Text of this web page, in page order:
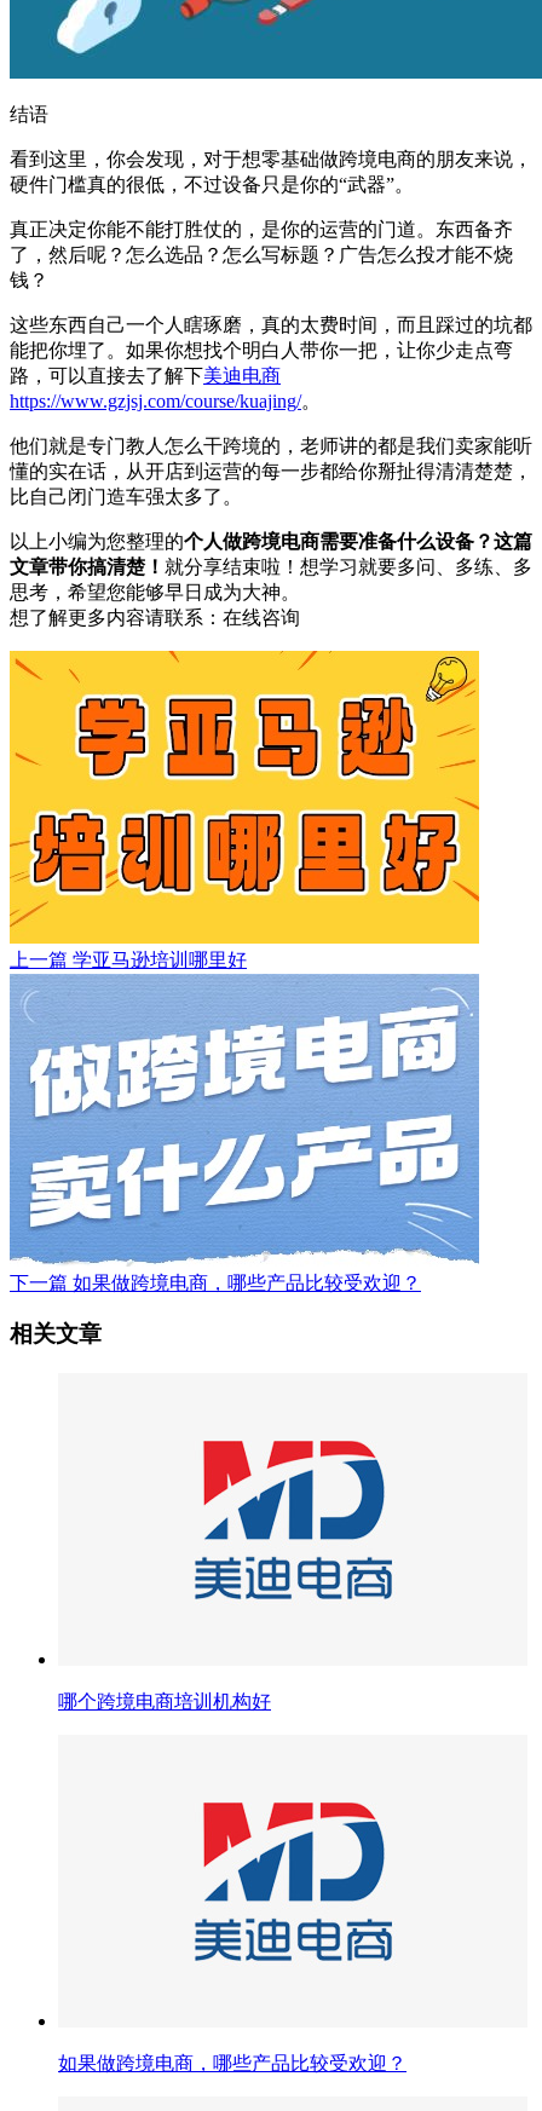
结语
看到这里，你会发现，对于想零基础做跨境电商的朋友来说，
硬件门槛真的很低，不过设备只是你的“武器”。
真正决定你能不能打胜仗的，是你的运营的门道。东西备齐
了，然后呢？怎么选品？怎么写标题？广告怎么投才能不烧
钱？
这些东西自己一个人瞎琢磨，真的太费时间，而且踩过的坑都
能把你埋了。如果你想找个明白人带你一把，让你少走点弯
路，可以直接去了解下美迪电商
https://www.gzjsj.com/course/kuajing/。
他们就是专门教人怎么干跨境的，老师讲的都是我们卖家能听
懂的实在话，从开店到运营的每一步都给你掰扯得清清楚楚，
比自己闭门造车强太多了。
以上小编为您整理的个人做跨境电商需要准备什么设备？这篇
文章带你搞清楚！ 就分享结束啦！想学习就要多问、多练、多
思考，希望您能够早日成为大神。
想了解更多内容请联系： 在线咨询
上一篇 学亚马逊培训哪里好
下一篇 如果做跨境电商，哪些产品比较受欢迎？
相关文章
哪个跨境电商培训机构好
如果做跨境电商，哪些产品比较受欢迎？